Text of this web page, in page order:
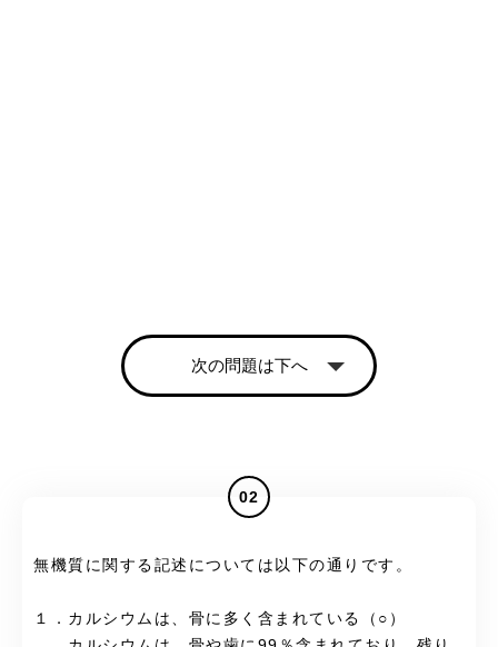
次の問題は下へ
02
無機質に関する記述については以下の通りです。
１．カルシウムは、骨に多く含まれている（○）